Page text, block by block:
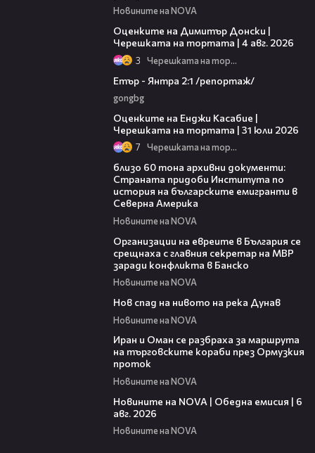
Новините на NOVA
Оценките на Димитър Донски |
Черешката на тортата | 4 авг. 2026
3 Черешката на тортата
Етър - Янтра 2:1 /репортаж/
gongbg
Оценките на Енджи Касабие |
Черешката на тортата | 31 юли 2026
7 Черешката на тортата
близо 60 тона архивни документи:
Страната придоби Института по
история на българските емигранти в
Северна Америка
Новините на NOVA
Организации на евреите в България се
срещнаха с главния секретар на МВР
заради конфликта в Банско
Новините на NOVA
Нов спад на нивото на река Дунав
Новините на NOVA
Иран и Оман се разбраха за маршрута
на търговските кораби през Ормузкия
проток
Новините на NOVA
Новините на NOVA | Обедна емисия | 6
авг. 2026
Новините на NOVA